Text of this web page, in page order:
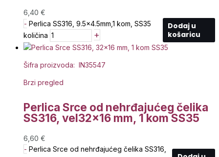
6,40 €
- Perlica SS316, 9.5x4.5mm,1 kom, SS35
količina
+
Dodaj u
košaricu
Šifra proizvoda: IN35547
Brzi pregled
Perlica Srce od nehrđajućeg čelika
SS316, vel32x16 mm, 1 kom SS35
6,60 €
- Perlica Srce od nehrđajućeg čelika SS316,